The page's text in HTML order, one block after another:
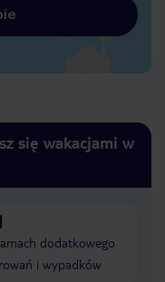
się wakacjami w
dodatkowego
i wypadków